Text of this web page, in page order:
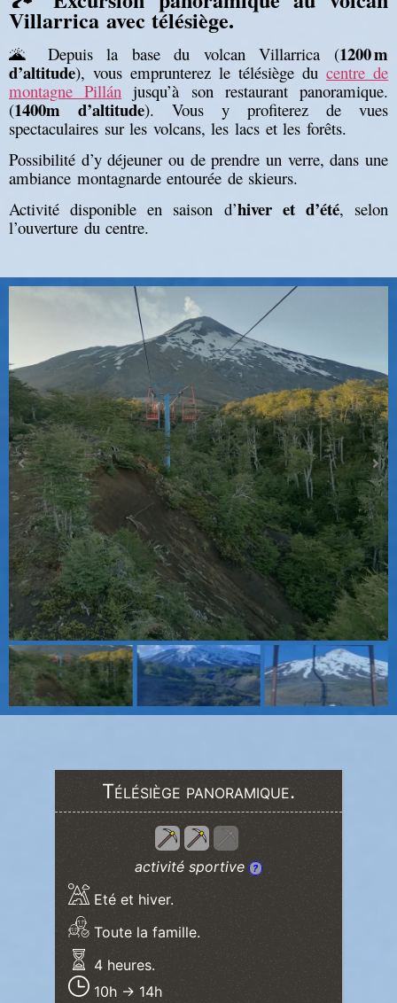
Villarrica avec télésiège.
🌋 Depuis la base du volcan Villarrica (1200 m
d’altitude), vous emprunterez le télésiège du centre de
montagne Pillán jusqu’à son restaurant panoramique.
(1400m d’altitude). Vous y profiterez de vues
spectaculaires sur les volcans, les lacs et les forêts.
Possibilité d’y déjeuner ou de prendre un verre, dans une
ambiance montagnarde entourée de skieurs.
Activité disponible en saison d’hiver et d’été, selon
l’ouverture du centre.
Télésiège panoramique.
activité sportive ?
Eté et hiver.
Toute la famille.
4 heures.
10h → 14h